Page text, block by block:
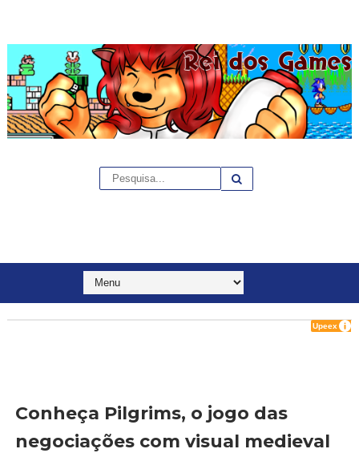
Conheça Pilgrims, o jogo das
negociações com visual medieval